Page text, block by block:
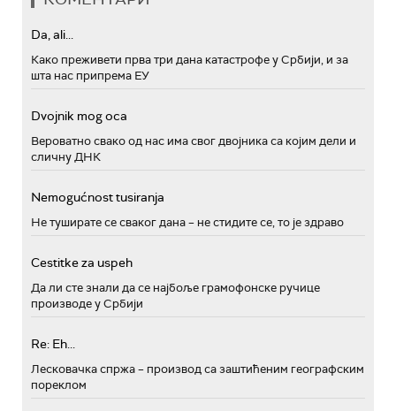
Da, ali...
Како преживети прва три дана катастрофе у Србији, и за
шта нас припрема ЕУ
Dvojnik mog oca
Вероватно свако од нас има свог двојника са којим дели и
сличну ДНК
Nemogućnost tusiranja
Не туширате се сваког дана – не стидите се, то је здраво
Cestitke za uspeh
Да ли сте знали да се најбоље грамофонске ручице
производе у Србији
Re: Eh...
Лесковачка спржа – производ са заштићеним географским
пореклом